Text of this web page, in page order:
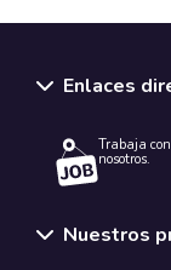
Enlaces
Trabaja con
nosotros.
Nuestros